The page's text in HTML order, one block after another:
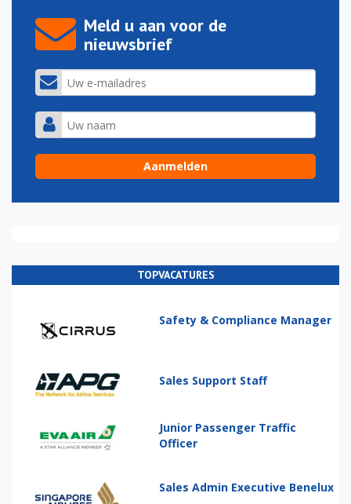
Meld u aan voor de
nieuwsbrief
TOPVACATURES
Safety & Compliance Manager
Sales Support Staff
Junior Passenger Traffic
Officer
Sales Admin Executive Benelux